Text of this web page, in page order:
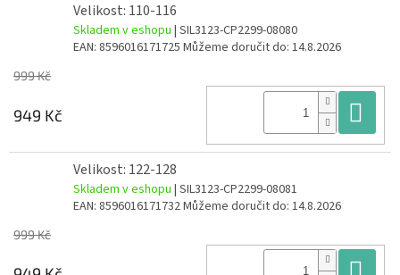
Velikost: 110-116
Skladem v eshopu | SIL3123-CP2299-08080
EAN: 8596016171725 Můžeme doručit do: 14.8.2026
999 Kč
949 Kč
Velikost: 122-128
Skladem v eshopu | SIL3123-CP2299-08081
EAN: 8596016171732Můžeme doručit do: 14.8.2026
999 Kč